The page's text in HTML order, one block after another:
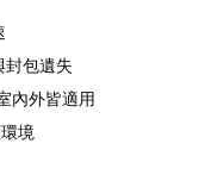
封包遺失
內外皆適用
境